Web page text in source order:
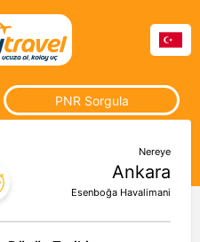
PNR Sorgula
Nereye
Ankara
Esenboğa Havalimani